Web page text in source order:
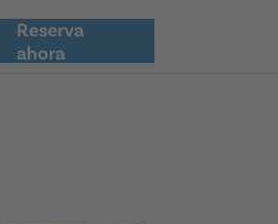
Reserva
ahora